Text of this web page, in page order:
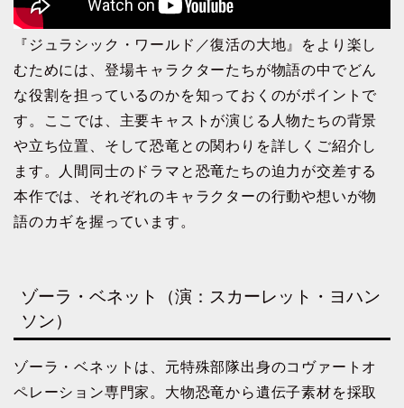
『ジュラシック・ワールド／復活の大地』をより楽し
むためには、登場キャラクターたちが物語の中でどん
な役割を担っているのかを知っておくのがポイントで
す。ここでは、主要キャストが演じる人物たちの背景
や立ち位置、そして恐竜との関わりを詳しくご紹介し
ます。人間同士のドラマと恐竜たちの迫力が交差する
本作では、それぞれのキャラクターの行動や想いが物
語のカギを握っています。
ゾーラ・ベネット（演：スカーレット・ヨハン
ソン）
ゾーラ・ベネットは、元特殊部隊出身のコヴァートオ
ペレーション専門家。大物恐竜から遺伝子素材を採取